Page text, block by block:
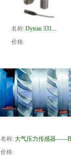
名称:Dytran 331...
价格:
名称:大气压力传感器
价格: